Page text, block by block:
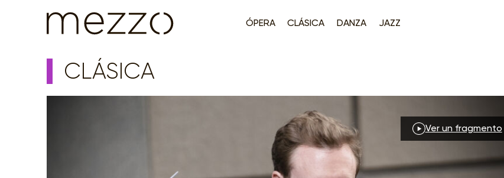
ÓPERA CLÁSICA DANZA JAZZ
CLÁSICA
Ver un fragmento